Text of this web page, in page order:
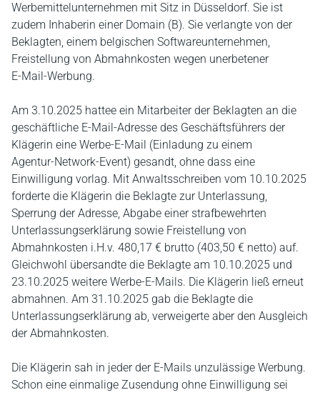
Werbemittelunternehmen mit Sitz in Düsseldorf. Sie ist
zudem Inhaberin einer Domain (B). Sie verlangte von der
Beklagten, einem belgischen Softwareunternehmen,
Freistellung von Abmahnkosten wegen unerbetener
E‑Mail‑Werbung.
Am 3.10.2025 hattee ein Mitarbeiter der Beklagten an die
geschäftliche E‑Mail‑Adresse des Geschäftsführers der
Klägerin eine Werbe‑E‑Mail (Einladung zu einem
Agentur‑Network‑Event) gesandt, ohne dass eine
Einwilligung vorlag. Mit Anwaltsschreiben vom 10.10.2025
forderte die Klägerin die Beklagte zur Unterlassung,
Sperrung der Adresse, Abgabe einer strafbewehrten
Unterlassungserklärung sowie Freistellung von
Abmahnkosten i.H.v. 480,17 € brutto (403,50 € netto) auf.
Gleichwohl übersandte die Beklagte am 10.10.2025 und
23.10.2025 weitere Werbe‑E‑Mails. Die Klägerin ließ erneut
abmahnen. Am 31.10.2025 gab die Beklagte die
Unterlassungserklärung ab, verweigerte aber den Ausgleich
der Abmahnkosten.
Die Klägerin sah in jeder der E‑Mails unzulässige Werbung.
Schon eine einmalige Zusendung ohne Einwilligung sei